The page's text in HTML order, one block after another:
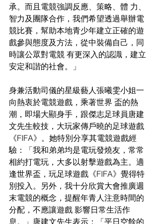
承。而且電競強調反應、策略、體 力、
智力及團隊合作，我們希望透過舉辦電
競比賽，幫助本地青少年建立正確的遊
戲參與態度及方法，從中裝備自己，同
時讓公眾對電競 有更深入的認識，建立
安定和諧的社會。」
身兼活動司儀的星級藝人張曦雯小姐一
向熱衷於電競遊戲，乘著世界 盃的熱
潮，即場大顯身手，跟傑志足球員唐建
文先生較技，大玩家傳戶曉的足球遊戲
《FIFA》。她特別分享其電競遊戲經
驗：「我和弟弟均是電玩發燒友，常常
相約打電玩，大多以射擊遊戲為主。適
逢世界盃，玩足球遊戲《FIFA》覺得特
別投入。另外，我十分欣賞大會推廣週
末電競的概念，提醒年青人注意時間的
分配，不應讓遊戲 影響日常生活作
息。」唐建文先生表示：「平日空餘的